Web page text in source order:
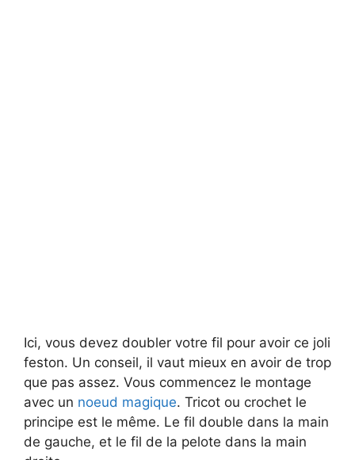
Ici, vous devez doubler votre fil pour avoir ce joli
feston. Un conseil, il vaut mieux en avoir de trop
que pas assez. Vous commencez le montage
avec un noeud magique. Tricot ou crochet le
principe est le même. Le fil double dans la main
de gauche, et le fil de la pelote dans la main